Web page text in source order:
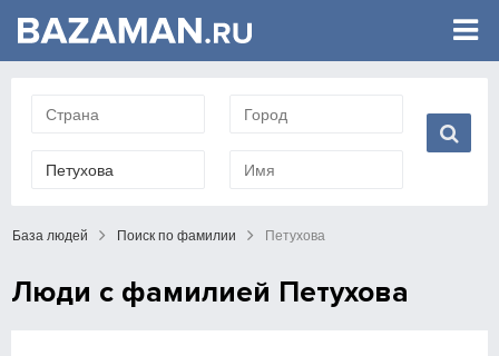
База людей Поиск по фамилии Петухова
Люди с фамилией Петухова